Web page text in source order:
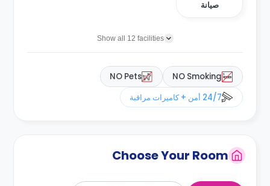
صيانة
Show all 12 facilities
NO Smoking
NO Pets
24/7 أمن + كاميرات مراقبة
Choose Your Room